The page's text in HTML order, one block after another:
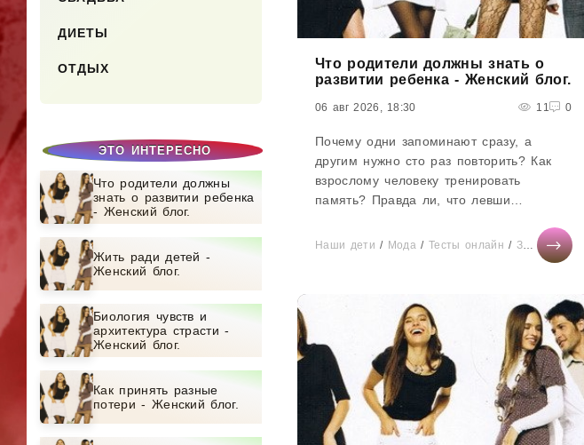
ДИЕТЫ
ОТДЫХ
ЭТО ИНТЕРЕСНО
Что родители должны
знать о развитии ребенка
- Женский блог.
Жить ради детей -
Женский блог.
Биология чувств и
архитектура страсти -
Женский блог.
Как принять разные
потери - Женский блог.
Что родители должны знать о
развитии ребенка - Женский блог.
06 авг 2026, 18:30 11 0
Почему одни запоминают сразу, а
другим нужно сто раз повторить? Как
взрослому человеку тренировать
память? Правда ли, что левши
способности зависят от полушарий
Наши дети / Мода /Тесты онлайн / Здоровье /